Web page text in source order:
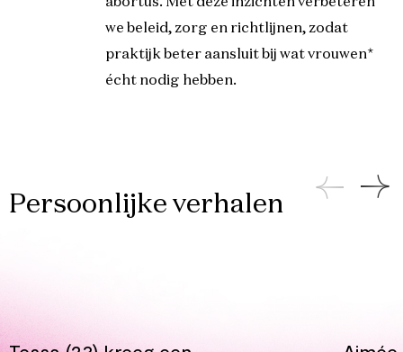
we beleid, zorg en richtlijnen, zodat
praktijk beter aansluit bij wat vrouwen*
écht nodig hebben.
Persoonlijke verhalen